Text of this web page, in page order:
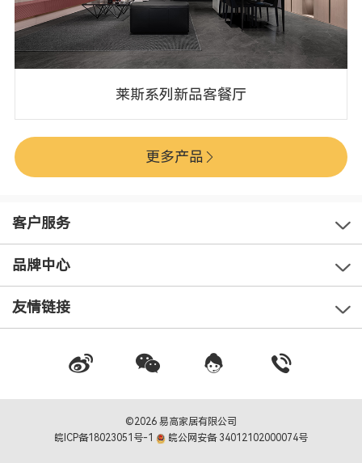
莱斯系列新品客餐厅
更多产品
客户服务
品牌中心
友情链接
©2026 易高家居有限公司
皖ICP备18023051号-1
皖公网安备 34012102000074号